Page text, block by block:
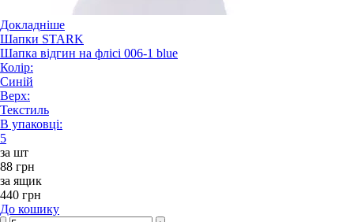
Докладніше
Шапки STARK
Шапка відгин на флісі 006-1 blue
Колір:
Синій
Верх:
Текстиль
В упаковці:
5
за шт
88 грн
за ящик
440 грн
До кошику